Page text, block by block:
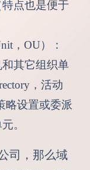
点也是便于
，OU）：
其它组织单
，活动
略设置或委派
。
司，那么域